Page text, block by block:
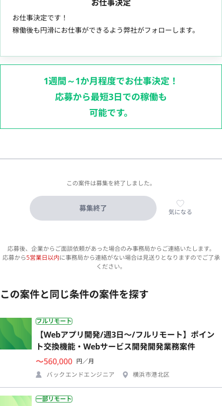
お仕事決定
お仕事決定です！
稼働後も円滑にお仕事ができるよう弊社がフォローします。
1週間～1か月程度でお仕事決定！
応募から最短3日での稼働も
可能です。
この案件は募集を終了しました。
募集終了 気になる
応募後、企業からご面談依頼があった場合のみ事務局からご連絡いたします。
応募から5営業日以内に事務局から連絡がない場合は見送りとなりますのでご了承
ください。
この案件と同じ条件の案件を探す
フルリモート
【Webアプリ開発/週3日〜/フルリモート】ポイン
ト交換機能・Webサービス開発開発業務案件
〜560,000 円／月
バックエンドエンジニア
横浜市港北区
一部リモート